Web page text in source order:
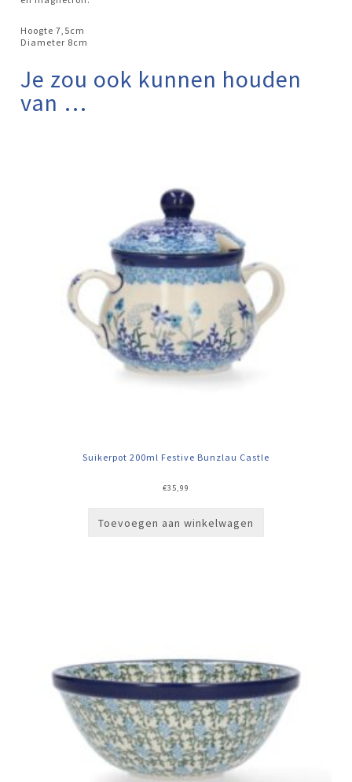
Hoogte 7,5cm
Diameter 8cm
Je zou ook kunnen houden
van …
Suikerpot 200ml Festive Bunzlau Castle
€35,99
Toevoegen aan winkelwagen